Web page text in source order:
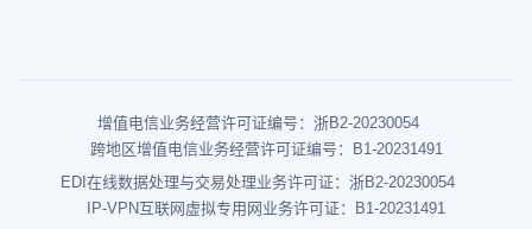
增值电信业务经营许可证编号：浙B2-20230054
跨地区增值电信业务经营许可证编号：B1-20231491
EDI在线数据处理与交易处理业务许可证：浙B2-20230054
IP-VPN互联网虚拟专用网业务许可证：B1-20231491